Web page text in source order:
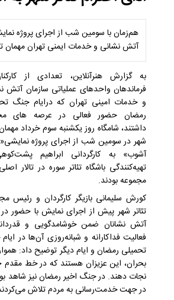
هم‌زمان با سومین شب از اجرای پروژه
آتش نشانی و خدمات ایمنی تهران مهمان
به گزارش هنرآنلاین، تعدادی از
فرماندهان واحدهای عملیاتی سازمان آتش
و خدمات امینی تهران که درایام جنگ
رمضان حضور فعالی در عرصه های
داشتند، شامگاه روز یکشنبه سوم خرداد مهمان
شهر در سومین شب از اجرای پروژه
آشوب» به کارگردانی ابراهیم
تهیه‌کنندگی باشگاه تئاتر سوره در تالار
مجموعه بودند.
کورش سلیمانی بازیگر کارگردان و رئیس
تئاتر شهر پیش از اجرای نمایش با حضور
آتش نشانان ضمن خوشامدگویی و
فعالیت فداکارانه و شبانه‌روزی آن‌ها در
تحمیلی رمضان و ایام دیگر توضیح داد:
بحران، این عزیزان هستند که در خط مقدم
نجات دهند. در جنگ اخیر رمضان نیز شاهد
در جهت خدمت‌رسانی به مردم تلاش